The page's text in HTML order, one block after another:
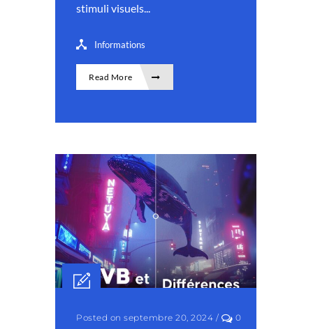
stimuli visuels...
Informations
Read More
Posted on septembre 20, 2024 /
0